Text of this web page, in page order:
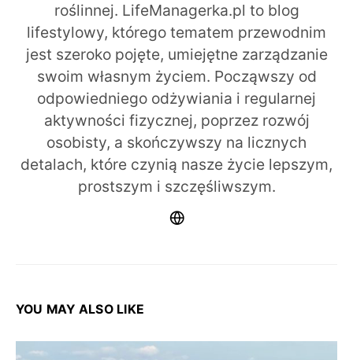
roślinnej. LifeManagerka.pl to blog
lifestylowy, którego tematem przewodnim
jest szeroko pojęte, umiejętne zarządzanie
swoim własnym życiem. Począwszy od
odpowiedniego odżywiania i regularnej
aktywności fizycznej, poprzez rozwój
osobisty, a skończywszy na licznych
detalach, które czynią nasze życie lepszym,
prostszym i szczęśliwszym.
YOU MAY ALSO LIKE